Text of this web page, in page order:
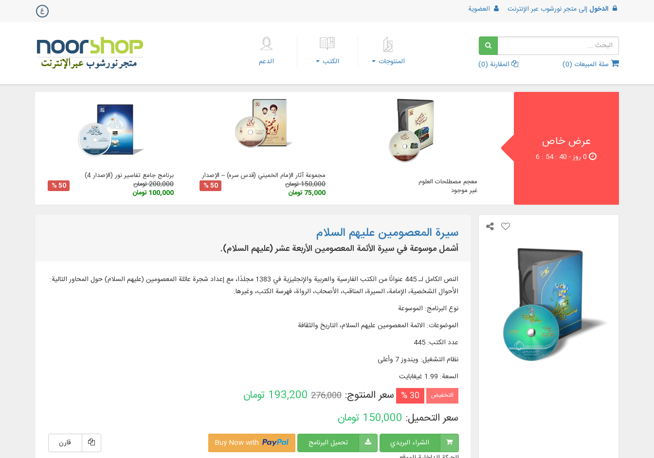
الدخول إلى متجر نورشوب عبر الإنترنت العضوية
سلة المبيعات (0
) المقارنة (0
) المنتوجات الكتب الدعم
عرض خاص
معجم مصطلحات العلوم
غير موجود
مجموعة آثار الإمام الخميني (قدس سره) – الإصدار 3
150,000 تومان
50 %
75,000 تومان
برنامج جامع تفاسير نور (الإصدار 4)
200,000 تومان
50 %
100,000 تومان
سيرة المعصومين عليهم السلام
أشمل موسوعة في سيرة الأئمة المعصومين الأربعة عشر (عليهم السلام).
النص الكامل لـ 445 عنوانًا من الكتب الفارسية والعربية والإنجليزية في 1383 مجلدًا، مع إعداد شجرة عائلة المعصومين (عليهم السلام) حول المحاور التالية:
الأحوال الشخصية، الإمامة، السيرة، المناقب، الأصحاب، الرواة، فهرسة الكتب، وغيرها.
نوع البرنامج: الموسوعة
الموضوعات: الائمة المعصومين عليهم السلام، التاريخ والثقافة
عدد الكتب:
445
نظام التشغیل: ويندوز 7 وأعلی
السعة: 1.99 غيغابايت
التخفيض 30 % سعر المنتوج:276,000
193,200 تومان
سعر التحميل: 150,000 تومان
الشراء البريدي تحميل البرنامج قارن